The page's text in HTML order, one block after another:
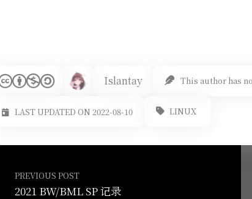
Islantay This author has
LAST UPDATED ON 2022-08-10 LINUX
PREVIOUS POST
2021 BW/BML SP 记录